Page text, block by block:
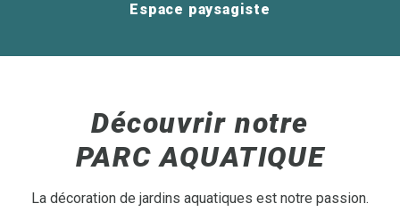
Espace paysagiste
Découvrir notre
PARC AQUATIQUE
La décoration de jardins aquatiques est notre passion.